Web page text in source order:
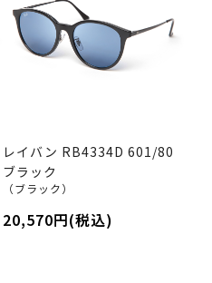
レイバン RB4334D 601/80
ブラック
（ブラック）
20,570円(税込)